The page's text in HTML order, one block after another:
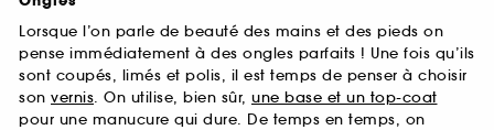
Lorsque l’on parle de beauté des mains et des pieds on
pense immédiatement à des ongles parfaits ! Une fois qu’ils
sont coupés, limés et polis, il est temps de penser à choisir
son vernis. On utilise, bien sûr, une base et un top-coat
pour une manucure qui dure. De temps en temps, on